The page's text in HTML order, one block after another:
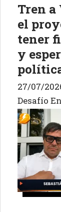
Tren a
el
tener
y
Desafío
27/07/